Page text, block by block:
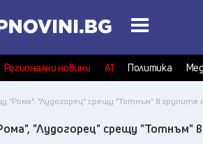
Регионални новини А1 Политика
"Рома", "Лудогорец" срещу "Тотнъм" в групите
"Лудогорец" срещу "Тотнъм"